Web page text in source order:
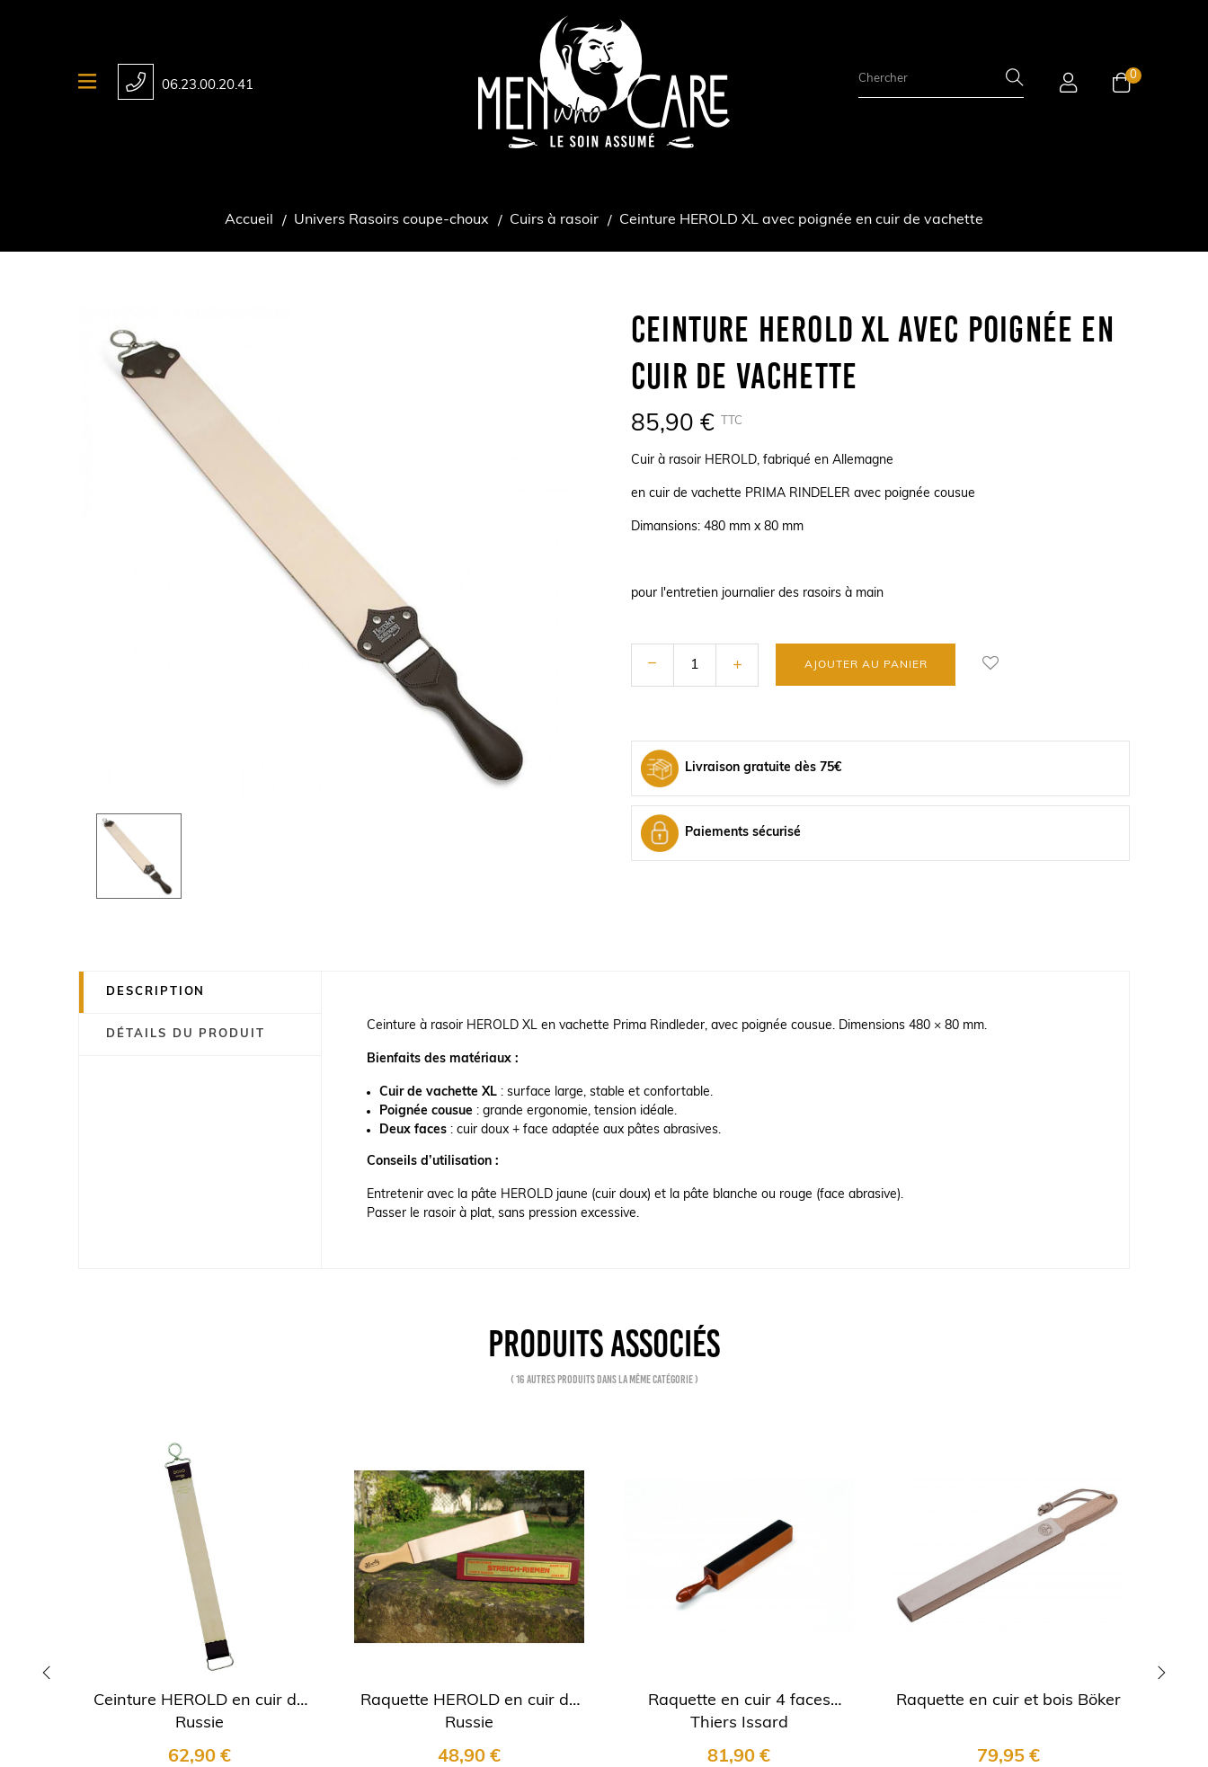
06.23.00.20.41
0
Accueil Univers Rasoirs coupe-choux Cuirs à rasoir Ceinture HEROLD XL avec poignée en cuir de vachette
Ceinture HEROLD XL Avec Poignée En
Cuir De Vachette
85,90 € TTC
Cuir à rasoir HEROLD, fabriqué en Allemagne
en cuir de vachette PRIMA RINDELER avec poignée cousue
Dimansions: 480 mm x 80 mm
pour l'entretien journalier des rasoirs à main
AJOUTER AU PANIER
Livraison gratuite dès 75€
Paiements sécurisé
DESCRIPTION
DÉTAILS DU PRODUIT
Ceinture à rasoir HEROLD XL en vachette Prima Rindleder, avec poignée cousue. Dimensions 480 × 80 mm.
Bienfaits des matériaux :
Cuir de vachette XL : surface large, stable et confortable.
Poignée cousue : grande ergonomie, tension idéale.
Deux faces : cuir doux + face adaptée aux pâtes abrasives.
Conseils d’utilisation :
Entretenir avec la pâte HEROLD jaune (cuir doux) et la pâte blanche ou rouge (face abrasive).
Passer le rasoir à plat, sans pression excessive.
PRODUITS ASSOCIÉS
( 16 autres produits dans la même catégorie )
Ceinture HEROLD en cuir de
Russie
62,90 €
Raquette HEROLD en cuir de
Russie
48,90 €
Raquette en cuir 4 faces
Thiers Issard
81,90 €
Raquette en cuir et bois Böker
79,95 €